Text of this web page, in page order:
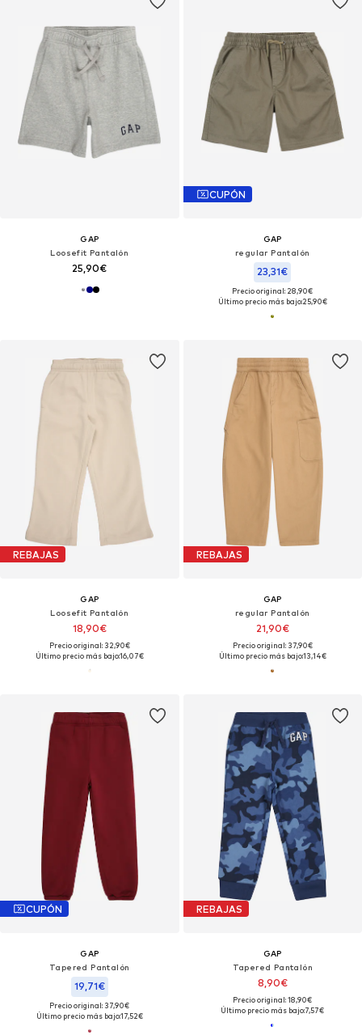
GAP
Loosefit Pantalón
25,90€
CUPÓN
GAP
regular Pantalón
23,31€
Precio original: 28,90€
Último precio más bajo:25,90€
REBAJAS
GAP
Loosefit Pantalón
18,90€
Precio original: 32,90€
Último precio más bajo:16,07€
REBAJAS
GAP
regular Pantalón
21,90€
Precio original: 37,90€
Último precio más bajo:13,14€
CUPÓN
GAP
Tapered Pantalón
19,71€
Precio original: 37,90€
Último precio más bajo:17,52€
REBAJAS
GAP
Tapered Pantalón
8,90€
Precio original: 18,90€
Último precio más bajo:7,57€